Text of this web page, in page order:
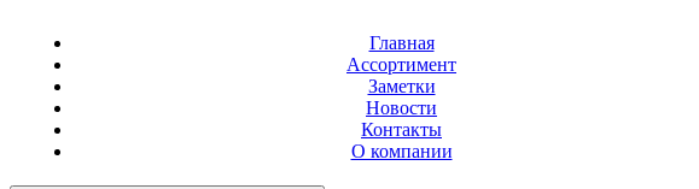
Главная
Ассортимент
Заметки
Новости
Контакты
О компании